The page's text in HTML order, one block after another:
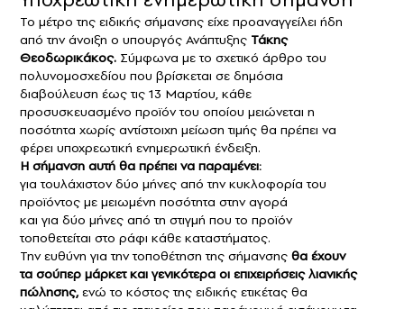
Το μέτρο της ειδικής σήμανσης είχε προαναγγείλει ήδη
από την άνοιξη ο υπουργός Ανάπτυξης Τάκης
Θεοδωρικάκος. Σύμφωνα με το σχετικό άρθρο του
πολυνομοσχεδίου που βρίσκεται σε δημόσια
διαβούλευση έως τις 13 Μαρτίου, κάθε
προσυσκευασμένο προϊόν του οποίου μειώνεται η
ποσότητα χωρίς αντίστοιχη μείωση τιμής θα πρέπει να
φέρει υποχρεωτική ενημερωτική ένδειξη.
Η σήμανση αυτή θα πρέπει να παραμένει:
για τουλάχιστον δύο μήνες από την κυκλοφορία του
προϊόντος με μειωμένη ποσότητα στην αγορά
και για δύο μήνες από τη στιγμή που το προϊόν
τοποθετείται στο ράφι κάθε καταστήματος.
Την ευθύνη για την τοποθέτηση της σήμανσης θα έχουν
τα σούπερ μάρκετ και γενικότερα οι επιχειρήσεις λιανικής
πώλησης,ενώ το κόστος της ειδικής ετικέτας θα